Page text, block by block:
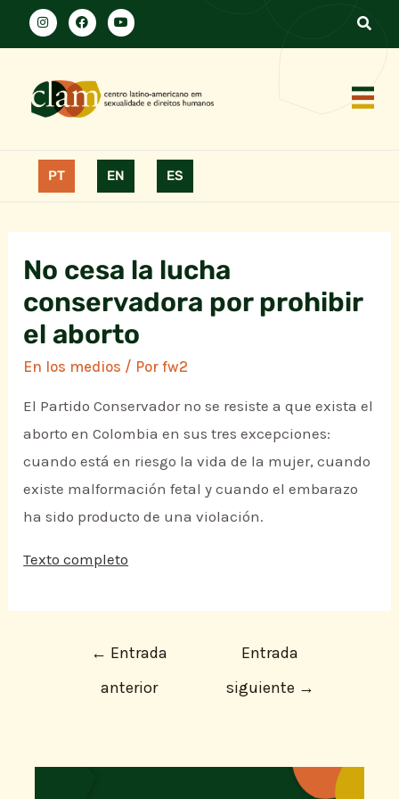
PT EN ES
No cesa la lucha
conservadora por prohibir
el aborto
En los medios / Porfw2
El Partido Conservador no se resiste a que exista el
aborto en Colombia en sus tres excepciones:
cuando está en riesgo la vida de la mujer, cuando
existe malformación fetal y cuando el embarazo
ha sido producto de una violación.
Texto completo
← Entrada
anterior
Entrada
siguiente →